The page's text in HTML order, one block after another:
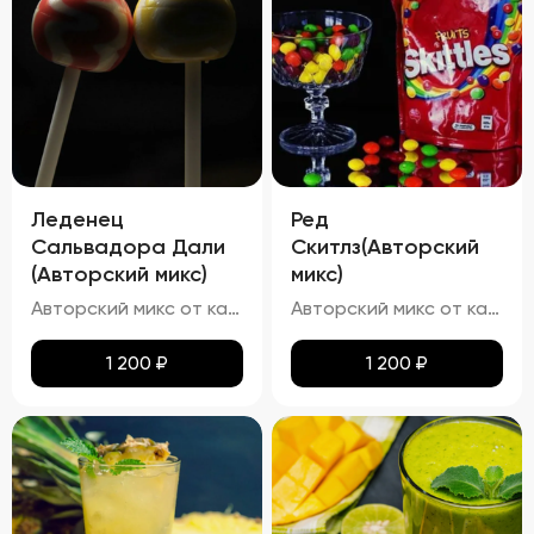
Леденец
Сальвадора Дали
(Авторский микс)
Авторский микс от кальянных мастеров - Авторский Твист наших резидентов, Chupa Chups- Этот освежающий напиток в точности имитирует вкус леденца "Чупа Чупс" со вкусом винограда и чёрной смородины
1 200 ₽
Ред
Скитлз(Авторский
микс)
Авторский микс от кальянных мастеров - Вкусный мир Skittles -- попробуй радугу
1 200 ₽